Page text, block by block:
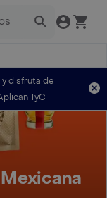
y disfruta de
TyC